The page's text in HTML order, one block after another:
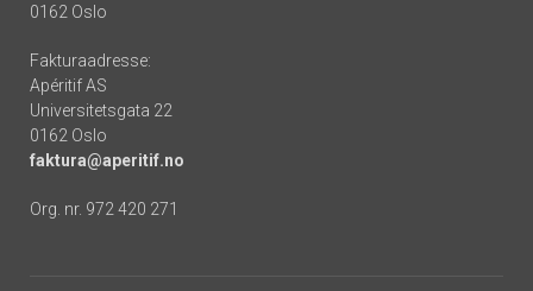
0162 Oslo
Fakturaadresse:
Apéritif AS
Universitetsgata 22
0162 Oslo
faktura@aperitif.no
Org. nr. 972 420 271